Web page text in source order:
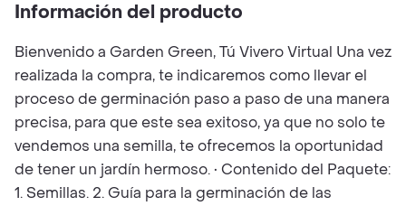
Información del producto
Bienvenido a Garden Green, Tú Vivero Virtual Una vez
realizada la compra, te indicaremos como llevar el
proceso de germinación paso a paso de una manera
precisa, para que este sea exitoso, ya que no solo te
vendemos una semilla, te ofrecemos la oportunidad
de tener un jardín hermoso. • Contenido del Paquete:
1. Semillas. 2. Guía para la germinación de las